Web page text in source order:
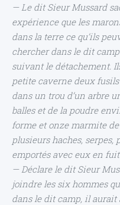
— Le dit Sieur Mussard
expérience que les
dans la terre ce qu’ils
chercher dans le dit
suivant le détachement.
petite caverne deux
dans un trou d’un arbre
balles et de la poudre
forme et onze marmite
plusieurs haches, serpes,
emportés avec eux en
— Déclare le dit Sieur
joindre les six hommes
dans le dit camp, il aurait